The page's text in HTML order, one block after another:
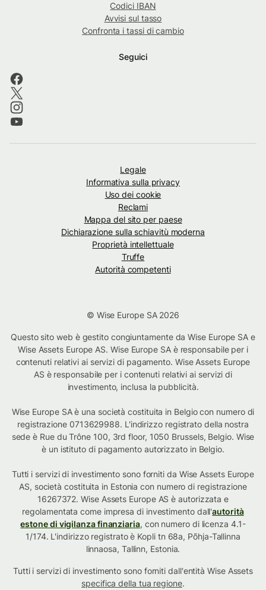
Codici IBAN
Avvisi sul tasso
Confronta i tassi di cambio
Seguici
Legale
Informativa sulla privacy
Uso dei cookie
Reclami
Mappa del sito per paese
Dichiarazione sulla schiavitù moderna
Proprietà intellettuale
Truffe
Autorità competenti
© Wise Europe SA 2026
Questo sito web è gestito congiuntamente da Wise Europe SA e
Wise Assets Europe AS. Wise Europe SA è responsabile per i
contenuti relativi ai servizi di pagamento. Wise Assets Europe
AS è responsabile per i contenuti relativi ai servizi di
investimento, inclusa la pubblicità.
Wise Europe SA è una società costituita in Belgio con numero di
registrazione 0713629988. L'indirizzo registrato della nostra
sede è Rue du Trône 100, 3rd floor, 1050 Brussels, Belgio. Wise
è un istituto di pagamento autorizzato in Belgio.
Tutti i servizi di investimento sono forniti da Wise Assets Europe
AS, società costituita in Estonia con numero di registrazione
16267372. Wise Assets Europe AS è autorizzata e
regolamentata come impresa di investimento dall'autorità
estone di vigilanza finanziaria, con numero di licenza 4.1-
1/174. L'indirizzo registrato è Kopli tn 68a, Põhja-Tallinna
linnaosa, Tallinn, Estonia.
Tutti i servizi di investimento sono forniti dall'entità Wise Assets
specifica della tua regione.